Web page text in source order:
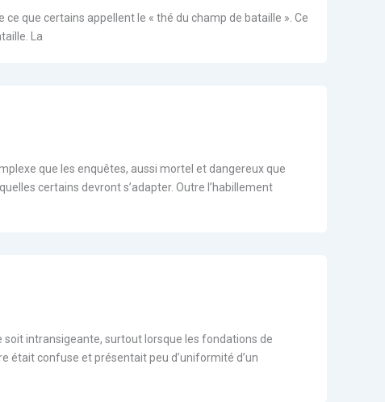
que certains appellent le « thé du champ de bataille ». Ce
La
que les enquêtes, aussi mortel et dangereux que
certains devront s’adapter. Outre l’habillement
soit intransigeante, surtout lorsque les fondations de
était confuse et présentait peu d’uniformité d’un